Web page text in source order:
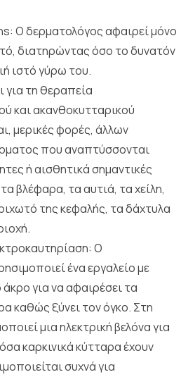
Ο δερματολόγος αφαιρεί μόνο
διατηρώντας όσο το δυνατόν
ιστό γύρω του.
για τη θεραπεία
και ακανθοκυτταρικού
μερικές φορές, άλλων
που αναπτύσσονται
ή αισθητικά σημαντικές
βλέφαρα, τα αυτιά, τα χείλη,
της κεφαλής, τα δάχτυλα
Ο
ένα εργαλείο με
άκρο για να αφαιρέσει τα
καθώς ξύνει τον όγκο. Στη
μια ηλεκτρική βελόνα για
καρκινικά κύτταρα έχουν
συχνά για